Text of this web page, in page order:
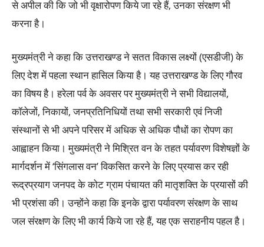
से अपील की कि जो भी वृक्षारोपण किये जा रहे हैं, उनका संरक्षण भी
करना है।
मुख्यमंत्री ने कहा कि उत्तराखण्ड ने सतत विकास लक्ष्यों (एसडीजी) के
लिए देश में पहला स्थान हासिल किया है। यह उत्तराखण्ड के लिए गौरव
का विषय है। हरेला पर्व के अवसर पर मुख्यमंत्री ने सभी विद्यालयों,
कॉलेजों, निकायों, जनप्रतिनिधियों तथा सभी सरकारी एवं निजी
संस्थानों से भी अपने परिसर में अधिक से अधिक पौधों का रोपण का
आह्वाहन किया। मुख्यमंत्री ने मिश्रित वन के तहत पर्यावरण विशेषज्ञों के
मार्गदर्शन में ‘सिंगलास वन’ विकसित करने के लिए प्रयास कर रही
रूद्रप्रयाग जनपद के कोट ग्राम पंचायत की मातृशक्ति के प्रयासों की
भी प्रशंसा की। उन्होंने कहा कि इनके द्वारा पर्यावरण संरक्षण के साथ
जल संरक्षण के लिए भी कार्य किये जा रहे हैं, यह एक सराहनीय पहल है।